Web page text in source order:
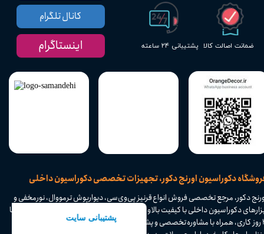
دکوراسیون اورنج دکور، تجهیزات تخصصی دکوراسیون داخلی
پشتیبانی ۲۴ ساعته ضمانت اصالت کالا
دکور، مرجع تخصصی فروش انواع قرنیز پی‌وی‌سی، دیوارپوش ترمووال، نورمخفی و
ابزارهای دکوراسیون داخلی با کیفیت بالا و تنوع بی‌نظیر. ارسال سریع به سراسر ایران در ۱ تا
۴ روز کاری، همراه با مشاوره تخصصی و پشتیبانی حرفه‌ای. با اورنج دکور، فضای داخلی
کانال تلگرام
اینستاگرام